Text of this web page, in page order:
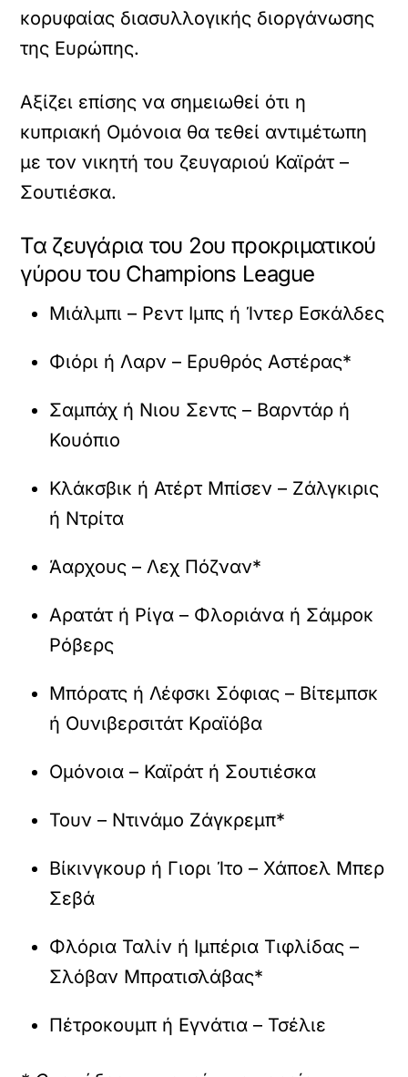
κορυφαίας διασυλλογικής διοργάνωσης
της Ευρώπης.
Αξίζει επίσης να σημειωθεί ότι η
κυπριακή Ομόνοια θα τεθεί αντιμέτωπη
με τον νικητή του ζευγαριού Καϊράτ –
Σουτιέσκα.
Τα ζευγάρια του 2ου προκριματικού
γύρου του Champions League
Μιάλμπι – Ρεντ Ιμπς ή Ίντερ Εσκάλδες
Φιόρι ή Λαρν – Ερυθρός Αστέρας*
Σαμπάχ ή Νιου Σεντς – Βαρντάρ ή
Κουόπιο
Κλάκσβικ ή Ατέρτ Μπίσεν – Ζάλγκιρις
ή Ντρίτα
Άαρχους – Λεχ Πόζναν*
Αρατάτ ή Ρίγα – Φλοριάνα ή Σάμροκ
Ρόβερς
Μπόρατς ή Λέφσκι Σόφιας – Βίτεμπσκ
ή Ουνιβερσιτάτ Κραϊόβα
Ομόνοια – Καϊράτ ή Σουτιέσκα
Τουν – Ντινάμο Ζάγκρεμπ*
Βίκινγκουρ ή Γιορι Ίτο – Χάποελ Μπερ
Σεβά
Φλόρια Ταλίν ή Ιμπέρια Τιφλίδας –
Σλόβαν Μπρατισλάβας*
Πέτροκουμπ ή Εγνάτια – Τσέλιε